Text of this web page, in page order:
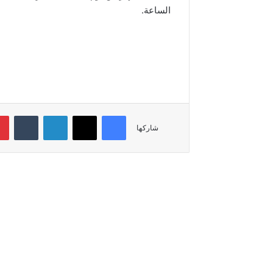
الساعة.
شاركها
فيسبوك ‫X لينكدإن